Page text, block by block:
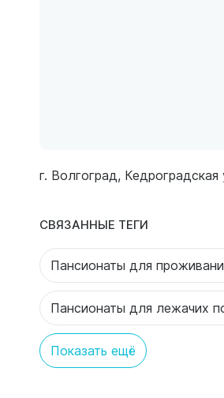
г. Волгоград, Кедроградская
СВЯЗАННЫЕ ТЕГИ
Пансионаты для
Пансионаты для лежачих
Показать ещё